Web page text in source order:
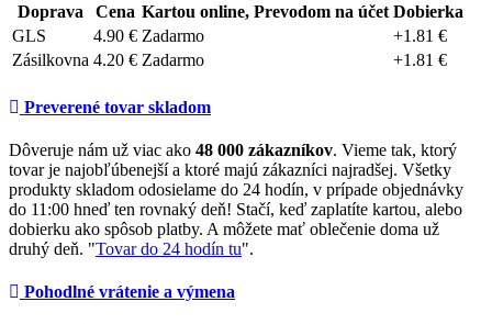
Doprava
Cena Kartou online, Prevodom na účet Dobierka
GLS
4.90 € Zadarmo
+1.81 €
Zásilkovna 4.20 € Zadarmo +1.81 €
Preverené tovar skladom
Dôveruje nám už viac ako 48 000 zákazníkov. Vieme tak, ktorý
tovar je najobľúbenejší a ktoré majú zákazníci najradšej. Všetky
produkty skladom odosielame do 24 hodín, v prípade objednávky
do 11:00 hneď ten rovnaký deň! Stačí, keď zaplatíte kartou, alebo
dobierku ako spôsob platby. A môžete mať oblečenie doma už
druhý deň. "Tovar do 24 hodín tu".
Pohodlné vrátenie a výmena